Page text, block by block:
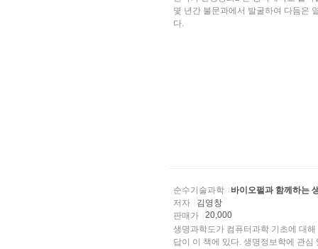
몇 년간 불문과에서 발굴하여 다듬은
다.
순수기술과학
바이오펄과 함께하는
저자
김영창
판매가
20,000
생명과학도가 컴퓨터과학 기초에 대
답이 이 책에 있다. 생명정보학에 관